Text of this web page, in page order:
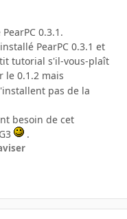
0.3.1.
PearPC 0.3.1 et
tutorial s'il-vous-plaît
le 0.1.2 mais
pas de la
besoin de cet
.